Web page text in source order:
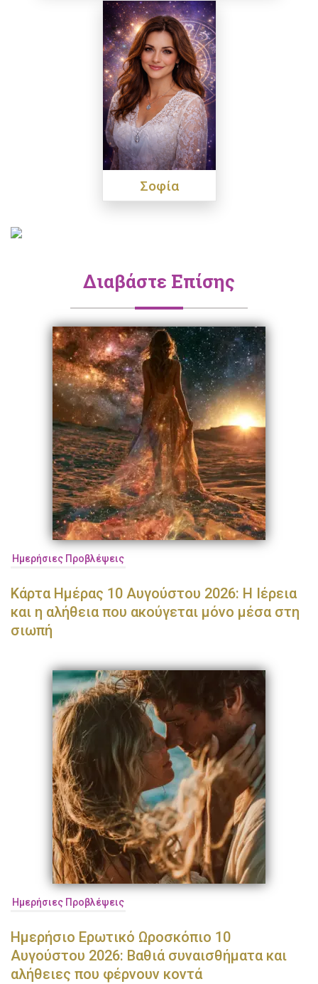
Σοφία
Διαβάστε Επίσης
Ημερήσιες Προβλέψεις
Κάρτα Ημέρας 10 Αυγούστου 2026: Η Ιέρεια
και η αλήθεια που ακούγεται μόνο μέσα στη
σιωπή
Ημερήσιες Προβλέψεις
Ημερήσιο Ερωτικό Ωροσκόπιο 10
Αυγούστου 2026: Βαθιά συναισθήματα και
αλήθειες που φέρνουν κοντά